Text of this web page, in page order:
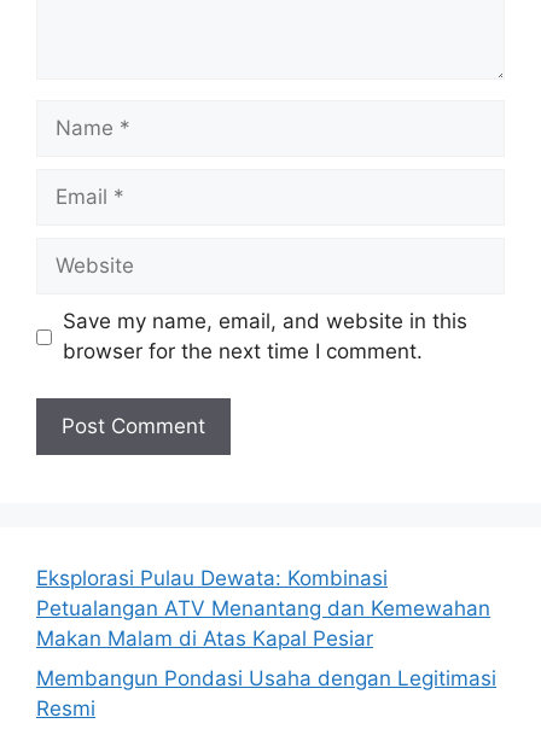
Name
Email
Website
Save my name, email, and website in this
browser for the next time I comment.
Eksplorasi Pulau Dewata: Kombinasi
Petualangan ATV Menantang dan Kemewahan
Makan Malam di Atas Kapal Pesiar
Membangun Pondasi Usaha dengan Legitimasi
Resmi